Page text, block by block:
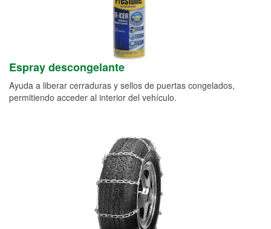
Espray descongelante
Ayuda a liberar cerraduras y sellos de puertas congelados,
permitiendo acceder al interior del vehículo.